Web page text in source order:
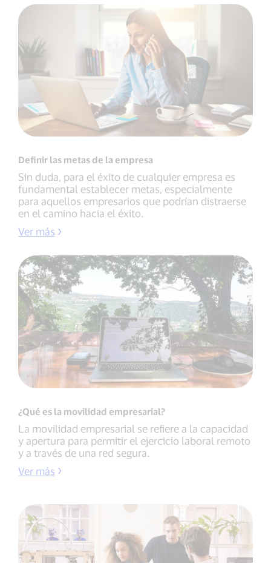
Definir las metas de la empresa
Sin duda, para el éxito de cualquier empresa es
fundamental establecer metas, especialmente
para aquellos empresarios que podrían distraerse
en el camino hacia el éxito.
Ver más
¿Qué es la movilidad empresarial?
La movilidad empresarial se refiere a la capacidad
y apertura para permitir el ejercicio laboral remoto
y a través de una red segura.
Ver más